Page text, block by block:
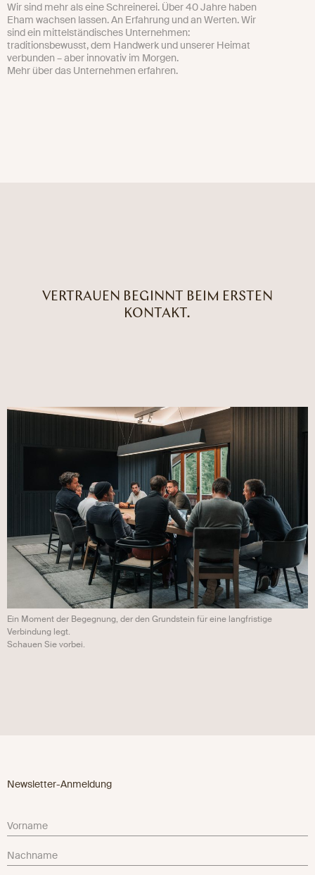
Wir sind mehr als eine Schreinerei. Über 40 Jahre haben
Eham wachsen lassen. An Erfahrung und an Werten. Wir
sind ein mittelständisches Unternehmen:
traditionsbewusst, dem Handwerk und unserer Heimat
verbunden – aber innovativ im Morgen.
Mehr über das Unternehmen erfahren.
VERTRAUEN BEGINNT BEIM ERSTEN
KONTAKT.
Ein Moment der Begegnung, der den Grundstein für eine langfristige
Verbindung legt.
Schauen Sie vorbei.
Newsletter-Anmeldung